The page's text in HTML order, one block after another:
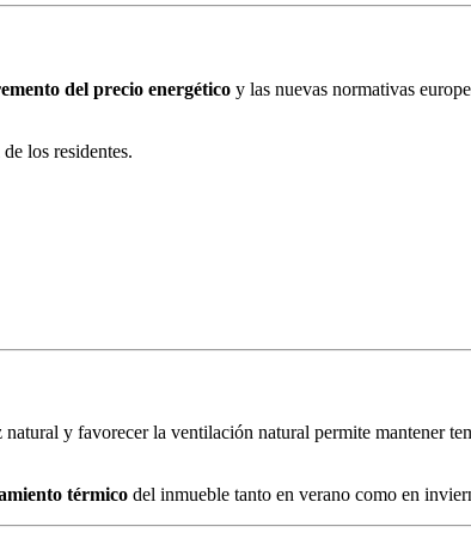
del precio energético y las nuevas normativas
los residentes.
y favorecer la ventilación natural permite mantener
térmico del inmueble tanto en verano como en